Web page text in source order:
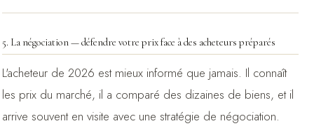
5. La négociation — défendre votre prix face à des acheteurs préparés
L'acheteur de 2026 est mieux informé que jamais. Il connaît
les prix du marché, il a comparé des dizaines de biens, et il
arrive souvent en visite avec une stratégie de négociation.